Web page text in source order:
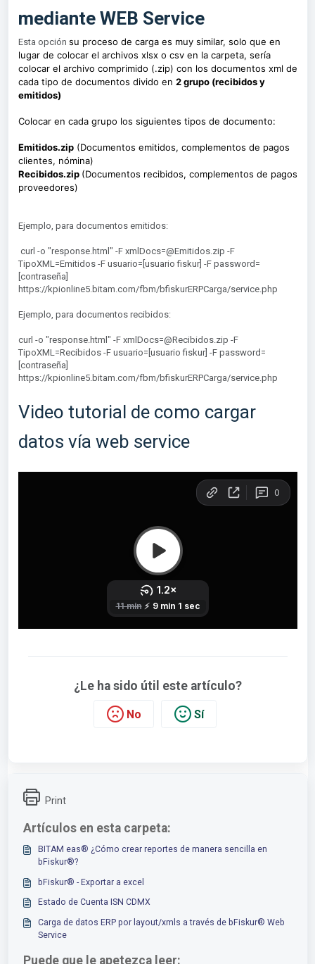
mediante WEB Service
Esta opción su proceso de carga es muy similar, solo que en
lugar de colocar el archivos xlsx o csv en la carpeta, sería
colocar el archivo comprimido (.zip) con los documentos xml de
cada tipo de documentos divido en 2 grupo (recibidos y
emitidos)
Colocar en cada grupo los siguientes tipos de documento:
Emitidos.zip(Documentos emitidos, complementos de pagos
clientes, nómina)
Recibidos.zip (Documentos recibidos, complementos de pagos
proveedores)
Ejemplo, para documentos emitidos:
curl -o "response.html" -F xmlDocs=@Emitidos.zip -F
TipoXML=Emitidos -F usuario=[usuario fiskur] -F password=
[contraseña]
https://kpionline5.bitam.com/fbm/bfiskurERPCarga/service.php
Ejemplo, para documentos recibidos:
curl -o "response.html" -F xmlDocs=@Recibidos.zip -F
TipoXML=Recibidos -F usuario=[usuario fiskur] -F password=
[contraseña]
https://kpionline5.bitam.com/fbm/bfiskurERPCarga/service.php
Video tutorial de como cargar
datos vía web service
¿Le ha sido útil este artículo?
No Sí
Print
Artículos en esta carpeta:
BITAM eas® ¿Cómo crear reportes de manera sencilla en
bFiskur®?
bFiskur® - Exportar a excel
Estado de Cuenta ISN CDMX
Carga de datos ERP por layout/xmls a través de bFiskur®︎ Web
Service
Puede que le apetezca leer: